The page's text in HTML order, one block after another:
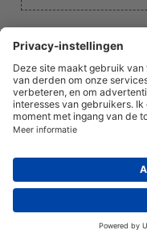
We kunnen een
Over onsNieuws